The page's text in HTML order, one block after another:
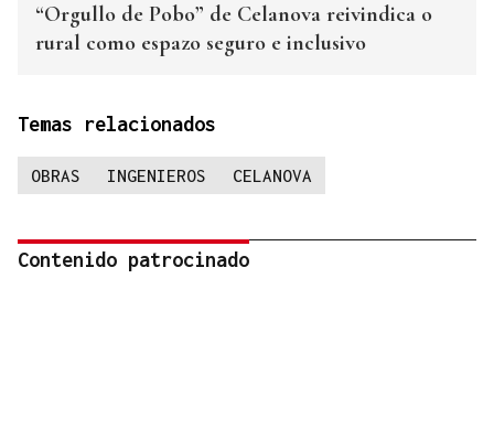
“Orgullo de Pobo” de Celanova reivindica o
rural como espazo seguro e inclusivo
Temas relacionados
OBRAS INGENIEROS CELANOVA
Contenido patrocinado